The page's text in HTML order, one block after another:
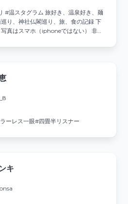
#温スタグラム 旅好き、温泉好き、麺
り、神社仏閣巡り、旅、食の記録 下
真はスマホ（iphoneではない） 非公
れが巡る
ーレス一眼#四畳半リスナー
キ